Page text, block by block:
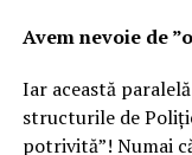
Avem nevoie de
Iar această
structurile de
potrivită”! Numai